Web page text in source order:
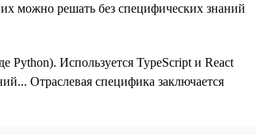
можно решать без специфических знаний
Python). Используется TypeScript и React
Отраслевая специфика заключается